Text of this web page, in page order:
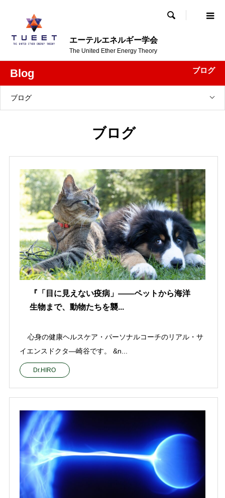
エーテルエネルギー学会
The United Ether Energy Theory

Blog ブログ
ブログ
ブログ
『「目に見えない疫病」——ペットから海洋
生物まで、動物たちを襲...
心身の健康ヘルスケア・パーソナルコーチのリアル・サ
イエンスドクタ—崎谷です。 &n...
Dr.HIRO